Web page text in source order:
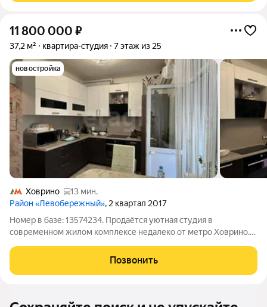
11 800 000 ₽
37,2 м² квартира-студия 7 этаж из 25
новостройка
Ховрино
13 мин.
Район «Левобережный», 2 квартал 2017
Номер в базе: 13574234. Продаётся уютная студия в
современном жилом комплексе недалеко от метро Ховрино.
этажного монолитного дома 2017 года. Высота потолков 2,8
метра добавляет простора, окна
Позвонить